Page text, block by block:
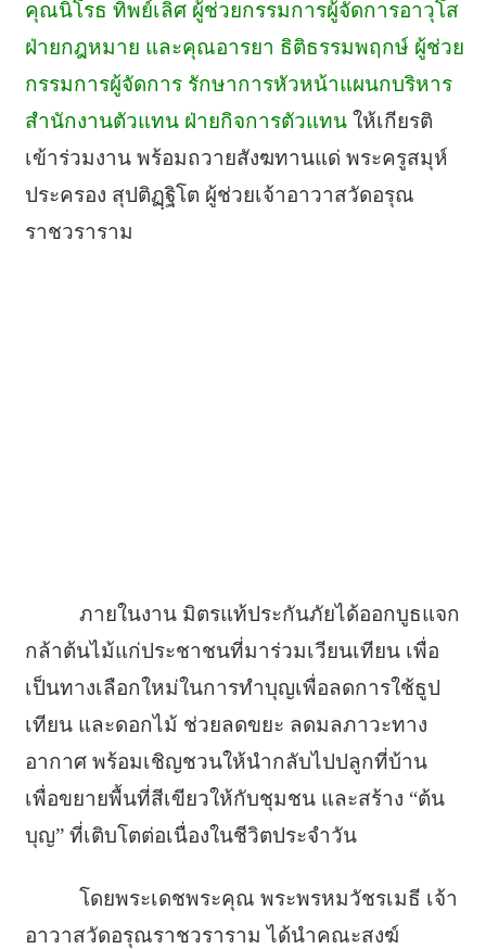
คุณนิโรธ ทิพย์เลิศ ผู้ช่วยกรรมการผู้จัดการอาวุโส
ฝ่ายกฎหมาย และคุณอารยา ธิติธรรมพฤกษ์ ผู้ช่วย
กรรมการผู้จัดการ รักษาการหัวหน้าแผนกบริหาร
สำนักงานตัวแทน ฝ่ายกิจการตัวแทนให้เกียรติ
เข้าร่วมงาน พร้อมถวายสังฆทานแด่ พระครูสมุห์
ประครอง สุปติฏฺฐิโต ผู้ช่วยเจ้าอาวาสวัดอรุณ
ราชวราราม
ภายในงาน มิตรแท้ประกันภัยได้ออกบูธแจก
กล้าต้นไม้แก่ประชาชนที่มาร่วมเวียนเทียน เพื่อ
เป็นทางเลือกใหม่ในการทำบุญเพื่อลดการใช้ธูป
เทียน และดอกไม้ ช่วยลดขยะ ลดมลภาวะทาง
อากาศ พร้อมเชิญชวนให้นำกลับไปปลูกที่บ้าน
เพื่อขยายพื้นที่สีเขียวให้กับชุมชน และสร้าง “ต้น
บุญ” ที่เติบโตต่อเนื่องในชีวิตประจำวัน
โดยพระเดชพระคุณ พระพรหมวัชรเมธี เจ้า
อาวาสวัดอรุณราชวราราม ได้นำคณะสงฆ์